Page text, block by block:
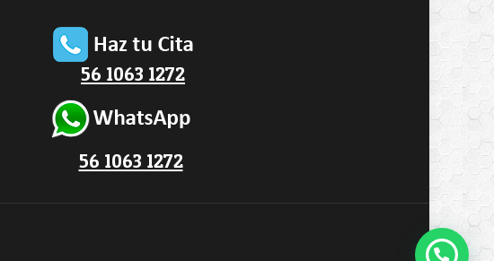
56 1063 1272
56 1063 1272